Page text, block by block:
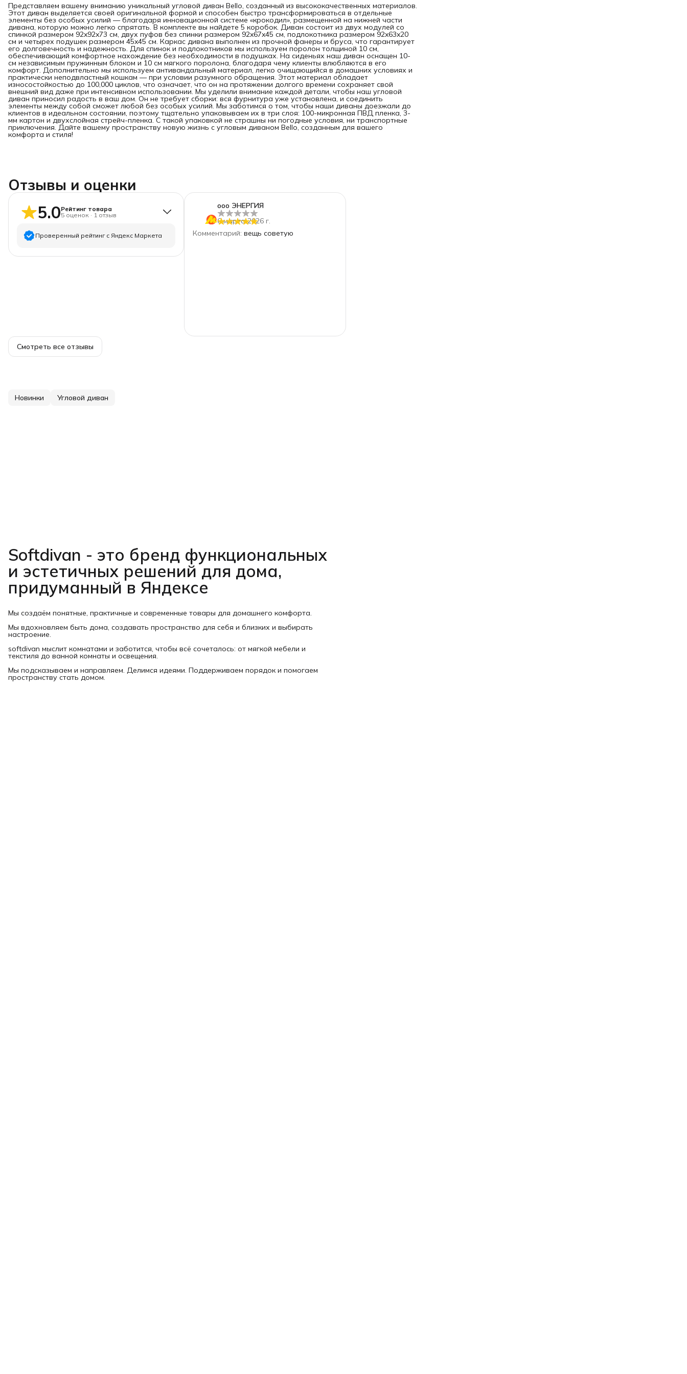
обращения. Этот материал обладает износостойкостью до
100,000 циклов, что означает, что он на протяжении долгого
времени сохраняет свой внешний вид даже при интенсивном
использовании. Мы уделили внимание каждой детали, чтобы
наш угловой диван приносил радость в ваш дом. Он не
требует сборки: вся фурнитура уже установлена, и соединить
элементы между собой сможет любой без особых усилий. Мы
заботимся о том, чтобы наши диваны доезжали до клиентов в
идеальном состоянии, поэтому тщательно упаковываем их в
три слоя: 100-микронная ПВД пленка, 3-мм картон и
двухслойная стрейч-пленка. С такой упаковкой не страшны ни
погодные условия, ни транспортные приключения. Дайте
вашему пространству новую жизнь с угловым диваном Bello,
созданным для вашего комфорта и стиля!
Представляем вашему вниманию уникальный угловой диван Bello, созданный из высококачественных материалов.
Этот диван выделяется своей оригинальной формой и способен быстро трансформироваться в отдельные
элементы без особых усилий — благодаря инновационной системе «крокодил», размещенной на нижней части
дивана, которую можно легко спрятать. В комплекте вы найдете 5 коробок. Диван состоит из двух модулей со
спинкой размером 92x92x73 см, двух пуфов без спинки размером 92x67x45 см, подлокотника размером 92x63x20
см и четырех подушек размером 45x45 см. Каркас дивана выполнен из прочной фанеры и бруса, что гарантирует
его долговечность и надежность. Для спинок и подлокотников мы используем поролон толщиной 10 см,
обеспечивающий комфортное нахождение без необходимости в подушках. На сиденьях наш диван оснащен 10-
см независимым пружинным блоком и 10 см мягкого поролона, благодаря чему клиенты влюбляются в его
комфорт. Дополнительно мы используем антивандальный материал, легко очищающийся в домашних условиях и
практически неподвластный кошкам — при условии разумного обращения. Этот материал обладает
износостойкостью до 100,000 циклов, что означает, что он на протяжении долгого времени сохраняет свой
внешний вид даже при интенсивном использовании. Мы уделили внимание каждой детали, чтобы наш угловой
диван приносил радость в ваш дом. Он не требует сборки: вся фурнитура уже установлена, и соединить
элементы между собой сможет любой без особых усилий. Мы заботимся о том, чтобы наши диваны доезжали до
клиентов в идеальном состоянии, поэтому тщательно упаковываем их в три слоя: 100-микронная ПВД пленка, 3-
мм картон и двухслойная стрейч-пленка. С такой упаковкой не страшны ни погодные условия, ни транспортные
приключения. Дайте вашему пространству новую жизнь с угловым диваном Bello, созданным для вашего
комфорта и стиля!
Отзывы и оценки
5.0Рейтинг товара
5 оценок · 1 отзыв
Проверенный рейтинг с Яндекс Маркета
ооо ЭНЕРГИЯ
6 марта 2026 г.
Комментарий: вещь советую
Смотреть все отзывы
Новинки Угловой диван
Softdivan - это бренд функциональных
и эстетичных решений для дома,
придуманный в Яндексе
Мы создаём понятные, практичные и современные товары для домашнего комфорта.
Мы вдохновляем быть дома, создавать пространство для себя и близких и выбирать
настроение.
softdivan мыслит комнатами и заботится, чтобы всё сочеталось: от мягкой мебели и
текстиля до ванной комнаты и освещения.
Мы подсказываем и направляем. Делимся идеями. Поддерживаем порядок и помогаем
пространству стать домом.